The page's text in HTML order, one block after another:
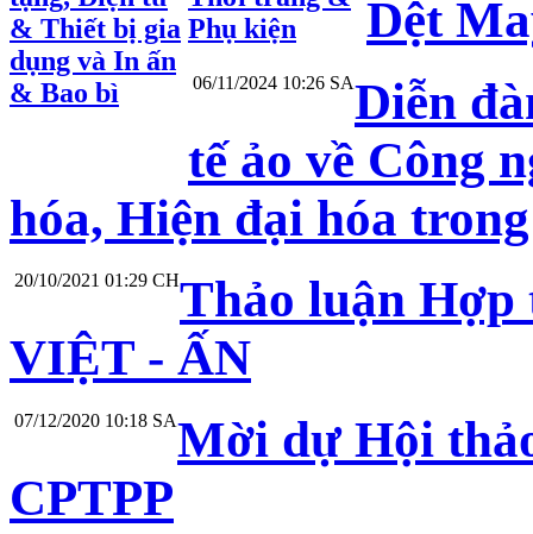
& Thiết bị gia
dụng và In ấn
& Bao bì
Phụ kiện
Dệt
06/11/2024 10:26 SADiễn
tế ảo về Công
hóa, Hiện đại hóa
20/10/2021 01:29 CHThảo luận Hợp
VIỆT - ẤN
07/12/2020 10:18 SAMời dự Hội
CPTPP